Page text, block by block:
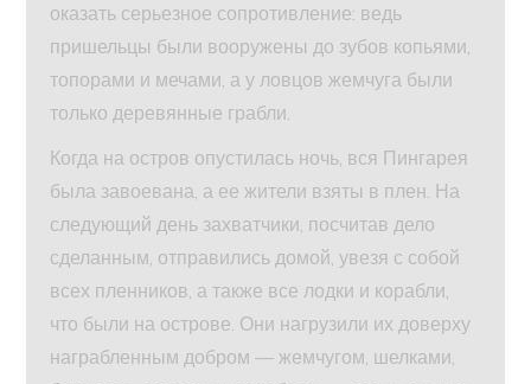
оказать серьезное сопротивление: ведь
пришельцы были вооружены до зубов копьями,
топорами и мечами, а у ловцов жемчуга были
только деревянные грабли.
Когда на остров опустилась ночь, вся Пингарея
была завоевана, а ее жители взяты в плен. На
следующий день захватчики, посчитав дело
сделанным, отправились домой, увезя с собой
всех пленников, а также все лодки и корабли,
что были на острове. Они нагрузили их доверху
награбленным добром — жемчугом, шелками,